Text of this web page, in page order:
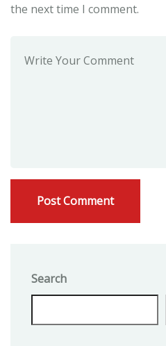
the next time I comment.
Search